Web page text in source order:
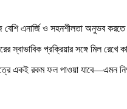
বেশি এনার্জি ও সহনশীলতা অনুভব
প্রক্রিয়ার সঙ্গে মিল রেখে
একই রকম ফল পাওয়া যাবে—এমন